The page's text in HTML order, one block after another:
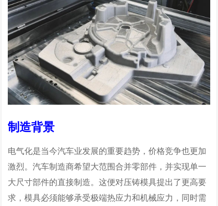
制造背景
电气化是当今汽车业发展的重要趋势，价格竞争也更加
激烈。汽车制造商希望大范围合并零部件，并实现单一
大尺寸部件的直接制造。这便对压铸模具提出了更高要
求，模具必须能够承受极端热应力和机械应力，同时需